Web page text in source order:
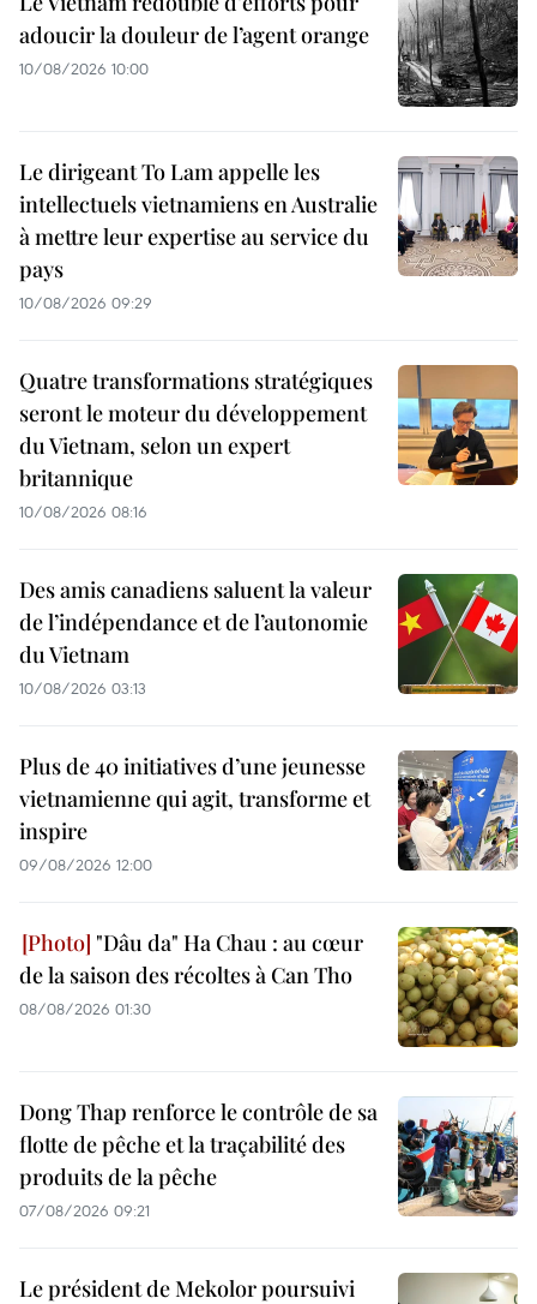
adoucir la douleur de l’agent orange
10/08/2026 10:00
Le dirigeant To Lam appelle les
intellectuels vietnamiens en Australie
à mettre leur expertise au service du
pays
10/08/2026 09:29
Quatre transformations stratégiques
seront le moteur du développement
du Vietnam, selon un expert
britannique
10/08/2026 08:16
Des amis canadiens saluent la valeur
de l’indépendance et de l’autonomie
du Vietnam
10/08/2026 03:13
Plus de 40 initiatives d’une jeunesse
vietnamienne qui agit, transforme et
inspire
09/08/2026 12:00
"Dâu da" Ha Chau : au cœur
de la saison des récoltes à Can Tho
08/08/2026 01:30
Dong Thap renforce le contrôle de sa
flotte de pêche et la traçabilité des
produits de la pêche
07/08/2026 09:21
Le président de Mekolor poursuivi